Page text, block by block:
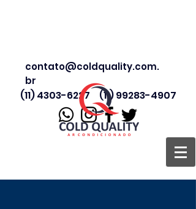
contato@coldquality.com.
br
(11) 4303-6227 (11) 99283-4907